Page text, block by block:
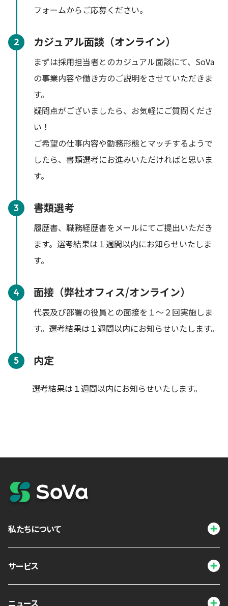
フォームからご応募ください。
2 カジュアル面談（オンライン）
まずは採用担当者とのカジュアル面談にて、SoVa
の事業内容や働き方のご説明をさせていただきま
す。
疑問点がございましたら、お気軽にご質問くださ
い！
ご希望の仕事内容や勤務形態とマッチするようで
したら、書類選考にお進みいただければと思いま
す。
3 書類選考
履歴書、職務経歴書をメールにてご提出いただき
ます。選考結果は１週間以内にお知らせいたしま
す。
4 面接（弊社オフィス/オンライン）
代表及び部署の役員との面接を１～２回実施しま
す。選考結果は１週間以内にお知らせいたします。
5 内定
選考結果は１週間以内にお知らせいたします。
私たちについて
サービス
ニュース